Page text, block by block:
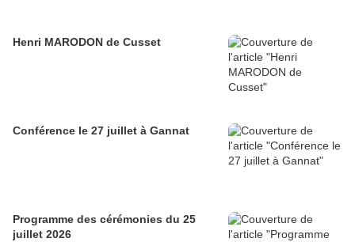
Henri MARODON de Cusset
Conférence le 27 juillet à Gannat
Programme des cérémonies du 25
juillet 2026